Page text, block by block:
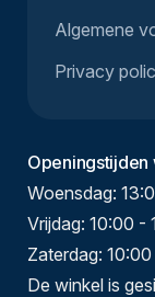
Algemene
Privacy
Openingstijden
Woensdag:
Vrijdag: 10:00 -
Zaterdag:
De winkel is